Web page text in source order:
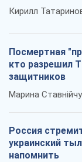
Кирилл
Посмертная
кто разрешил
защитников
Марина
Россия
украинский
напомнить